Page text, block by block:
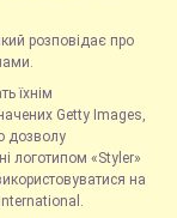
розповідає про
їхнім
Getty Images,
дозволу
логотипом «Styler»
на